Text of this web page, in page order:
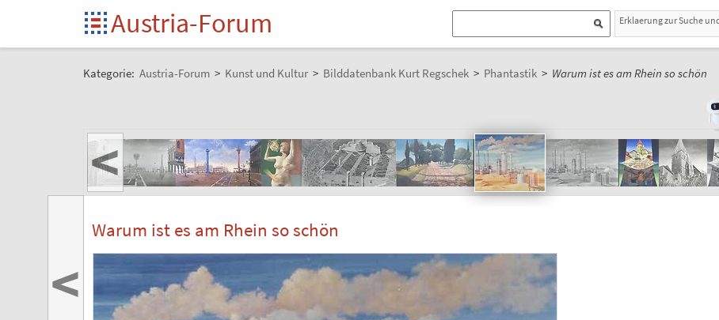
Austria-Forum Erklaerung zur Suche
Kategorie: Austria-Forum > Kunst und Kultur > Bilddatenbank Kurt Regschek > Phantastik > Warum ist es am Rhein so schön
<
Warum ist es am Rhein so schön
<